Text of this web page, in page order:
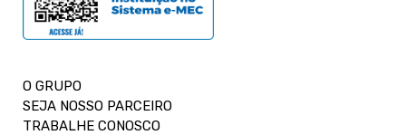
O GRUPO
SEJA NOSSO PARCEIRO
TRABALHE CONOSCO